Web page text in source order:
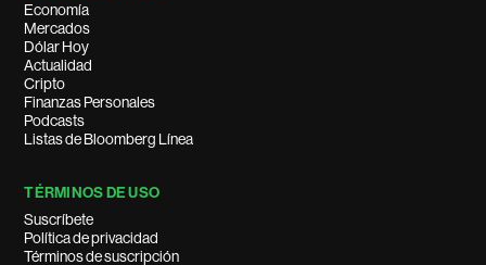
Economía
Mercados
Dólar Hoy
Actualidad
Cripto
Finanzas Personales
Podcasts
Listas de Bloomberg Línea
TÉRMINOS DE USO
Suscríbete
Política de privacidad
Términos de suscripción